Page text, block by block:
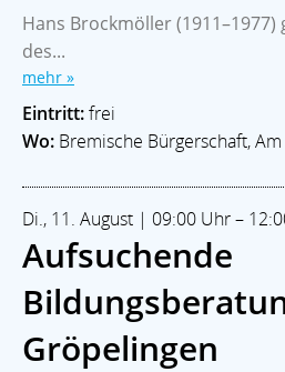
Hans Brockmöller
des...
mehr »
Eintritt:frei
Wo: Bremische Bürgerschaft,
Di., 11. August | 09:00 Uhr –
Aufsuchende
Gröpelingen